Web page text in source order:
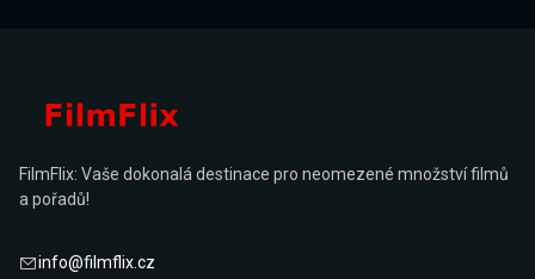
FilmFlix: Vaše dokonalá destinace pro neomezené množství filmů
a pořadů!
info@filmflix.cz